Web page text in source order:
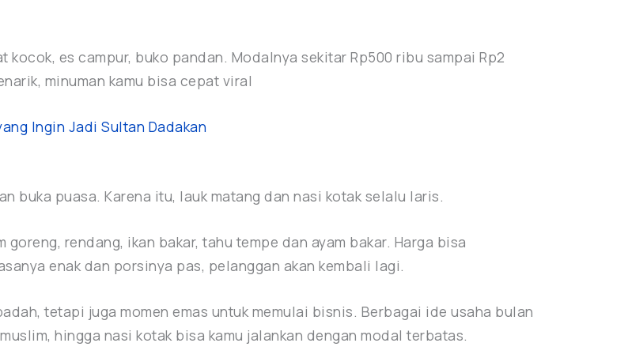
es campur, buko pandan. Modalnya sekitar Rp500 ribu sampai Rp2
minuman kamu bisa cepat viral
Ingin Jadi Sultan Dadakan
buka puasa. Karena itu, lauk matang dan nasi kotak selalu laris.
rendang, ikan bakar, tahu tempe dan ayam bakar. Harga bisa
enak dan porsinya pas, pelanggan akan kembali lagi.
tetapi juga momen emas untuk memulai bisnis. Berbagai ide usaha bulan
hingga nasi kotak bisa kamu jalankan dengan modal terbatas.